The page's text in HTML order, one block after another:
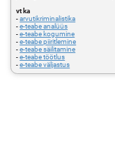
vt ka
-arvutikriminalistika
-e-teabe analüüs
-e-teabe kogumine
-e-teabe piiritlemine
-e-teabe säilitamine
-e-teabe töötlus
-e-teabe väljastus